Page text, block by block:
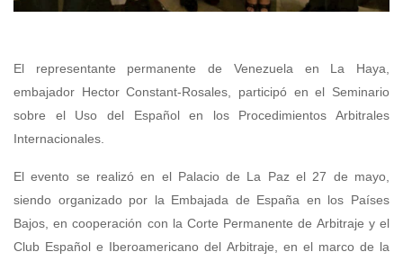
El representante permanente de Venezuela en La Haya,
embajador Hector Constant-Rosales, participó en el Seminario
sobre el Uso del Español en los Procedimientos Arbitrales
Internacionales.
El evento se realizó en el Palacio de La Paz el 27 de mayo,
siendo organizado por la Embajada de España en los Países
Bajos, en cooperación con la Corte Permanente de Arbitraje y el
Club Español e Iberoamericano del Arbitraje, en el marco de la